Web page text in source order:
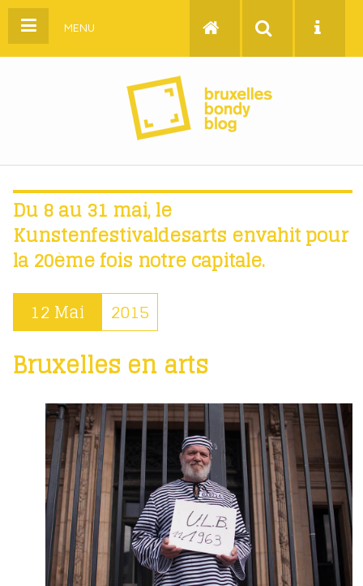
MENU
Du 8 au 31 mai, le
Kunstenfestivaldesarts envahit pour
la 20ème fois notre capitale.
12 Mai 2015
Bruxelles en arts